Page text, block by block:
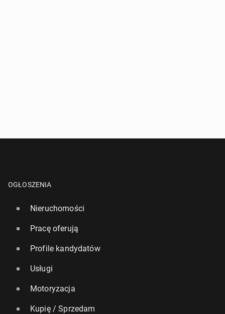
OGŁOSZENIA
Nieruchomości
Pracę oferują
Profile kandydatów
Usługi
Motoryzacja
Kupię / Sprzedam